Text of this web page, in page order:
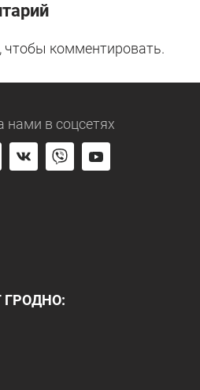
чтобы комментировать.
нами в соцсетях
ГРОДНО: